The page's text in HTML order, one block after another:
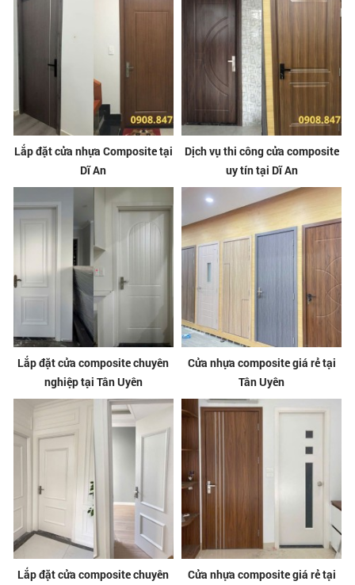
Lắp đặt cửa nhựa Composite tại
Dĩ An
Dịch vụ thi công cửa composite
uy tín tại Dĩ An
Lắp đặt cửa composite chuyên
nghiệp tại Tân Uyên
Cửa nhựa composite giá rẻ tại
Tân Uyên
Lắp đặt cửa composite chuyên
Cửa nhựa composite giá rẻ tại